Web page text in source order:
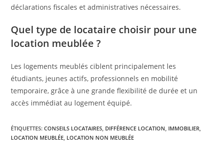
déclarations fiscales et administratives nécessaires.
Quel type de locataire choisir pour une
location meublée ?
Les logements meublés ciblent principalement les
étudiants, jeunes actifs, professionnels en mobilité
temporaire, grâce à une grande flexibilité de durée et un
accès immédiat au logement équipé.
ÉTIQUETTES:CONSEILS LOCATAIRES DIFFÉRENCE LOCATION IMMOBILIER
LOCATION MEUBLÉE LOCATION NON MEUBLÉE